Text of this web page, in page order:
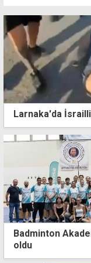
Larnaka'da
Badminton
oldu